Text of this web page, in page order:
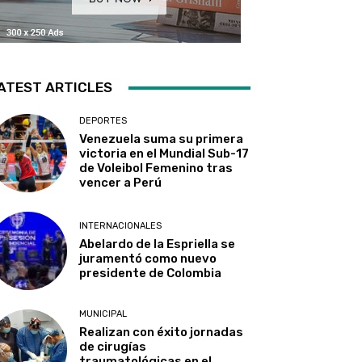
ARTICLES
DEPORTES
Venezuela suma su primera
victoria en el Mundial Sub-17
de Voleibol Femenino tras
vencer a Perú
INTERNACIONALES
Abelardo de la Espriella se
juramentó como nuevo
presidente de Colombia
MUNICIPAL
Realizan con éxito jornadas
de cirugías